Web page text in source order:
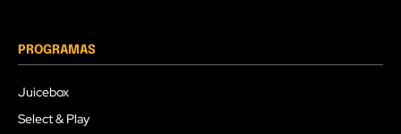
PROGRAMAS
Juicebox
Select & Play